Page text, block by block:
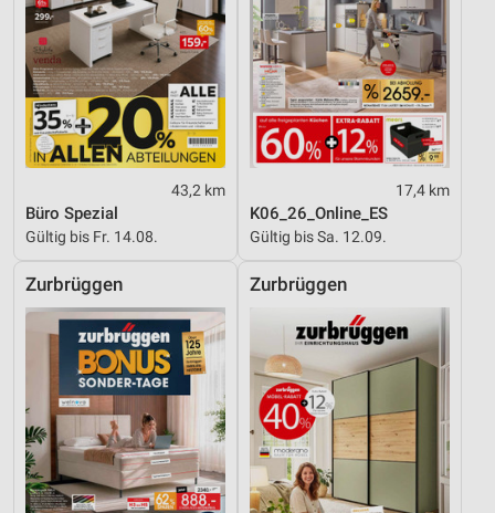
43,2 km
Büro Spezial
Gültig bis Fr. 14.08.
17,4 km
K06_26_Online_ES
Gültig bis Sa. 12.09.
Zurbrüggen Zurbrüggen